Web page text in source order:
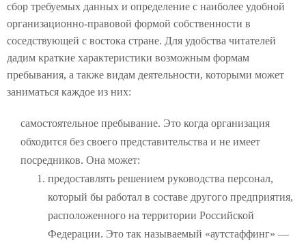
сбор требуемых данных и определение с наиболее удобной
организационно-правовой формой собственности в
соседствующей с востока стране. Для удобства читателей
дадим краткие характеристики возможным формам
пребывания, а также видам деятельности, которыми может
заниматься каждое из них:
самостоятельное пребывание. Это когда организация
обходится без своего представительства и не имеет
посредников. Она может:
предоставлять решением руководства персонал,
который бы работал в составе другого предприятия,
расположенного на территории Российской
Федерации. Это так называемый «аутстаффинг» —